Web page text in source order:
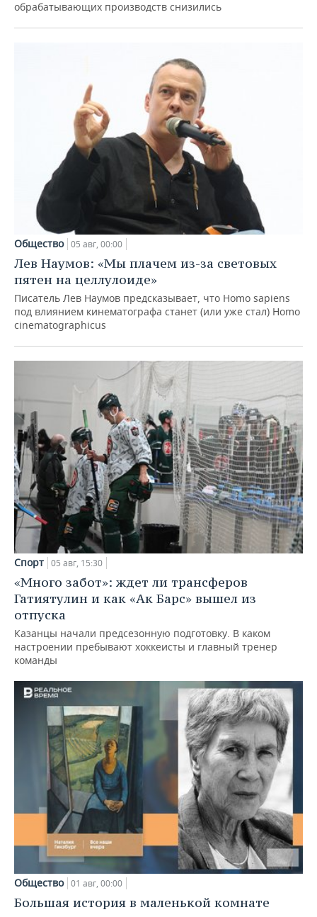
обрабатывающих производств снизились
Общество 05 авг, 00:00
Лев Наумов: «Мы плачем из-за световых
пятен на целлулоиде»
Писатель Лев Наумов предсказывает, что Homo sapiens
под влиянием кинематографа станет (или уже стал) Homo
cinematographicus
Спорт 05 авг, 15:30
«Много забот»: ждет ли трансферов
Гатиятулин и как «Ак Барс» вышел из
отпуска
Казанцы начали предсезонную подготовку. В каком
настроении пребывают хоккеисты и главный тренер
команды
Общество 01 авг, 00:00
Большая история в маленькой комнате